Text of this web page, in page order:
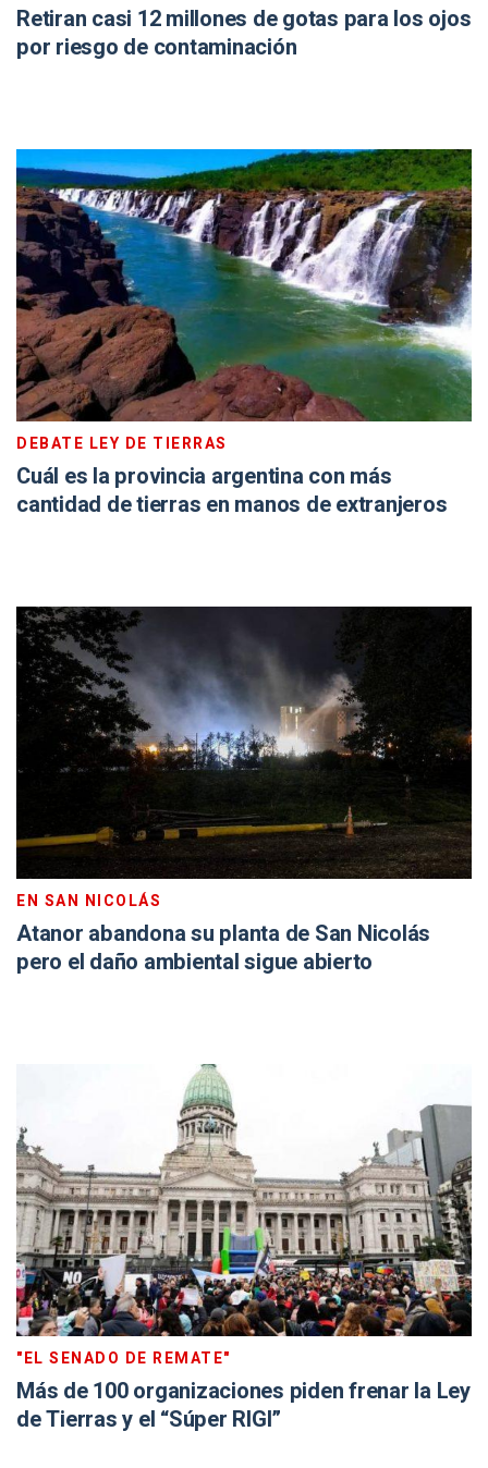
Retiran casi 12 millones de gotas para los ojos
por riesgo de contaminación
DEBATE LEY DE TIERRAS
Cuál es la provincia argentina con más
cantidad de tierras en manos de extranjeros
EN SAN NICOLÁS
Atanor abandona su planta de San Nicolás
pero el daño ambiental sigue abierto
"EL SENADO DE REMATE"
Más de 100 organizaciones piden frenar la Ley
de Tierras y el “Súper RIGI”